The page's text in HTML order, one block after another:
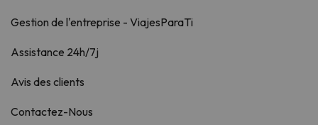
Gestion de l'entreprise - ViajesParaTi
Assistance 24h/7j
Avis des clients
Contactez-Nous